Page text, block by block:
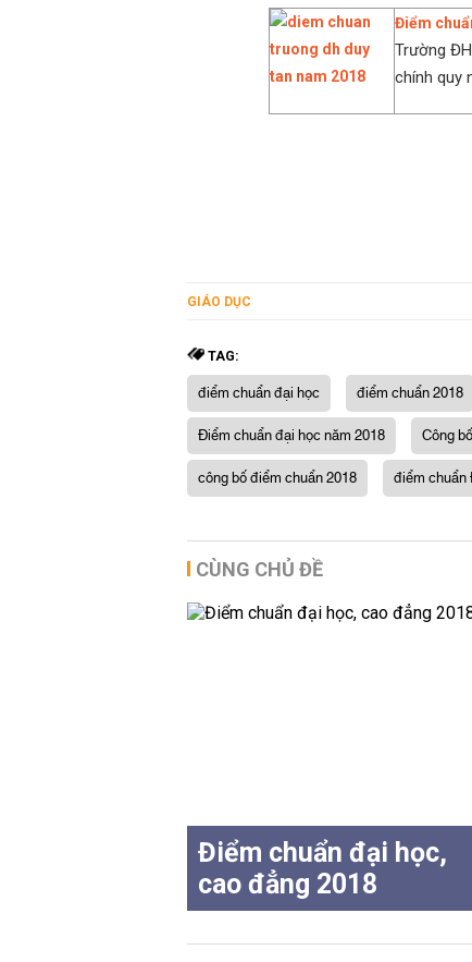
Điểm
Trường
chính quy
GIÁO DỤC
TAG:
điểm chuẩn đại học điểm chuẩn 2018
Điểm chuẩn đại học năm 2018
Công
công bố điểm chuẩn 2018
điểm chuẩn
CÙNG CHỦ ĐỀ
Điểm chuẩn đại học,
cao đẳng 2018